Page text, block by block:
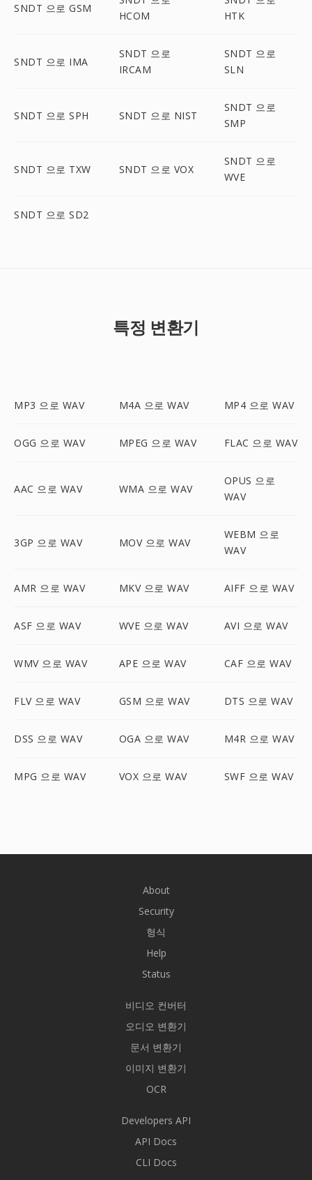
SNDT 으로 GSM
HCOM
HTK
SNDT 으로 IMA
SNDT 으로
IRCAM
SNDT 으로
SLN
SNDT 으로 SPH SNDT 으로 NIST
SNDT 으로
SMP
SNDT 으로 TXW SNDT 으로 VOX
SNDT 으로
WVE
SNDT 으로 SD2
특정 변환기
MP3 으로 WAV M4A 으로 WAV MP4 으로 WAV
OGG 으로 WAV MPEG 으로 WAV FLAC 으로 WAV
AAC 으로 WAV WMA 으로 WAV
OPUS 으로
WAV
3GP 으로 WAV MOV 으로 WAV
WEBM 으로
WAV
AMR 으로 WAV MKV 으로 WAV AIFF 으로 WAV
ASF 으로 WAV WVE 으로 WAV AVI 으로 WAV
WMV 으로 WAV APE 으로 WAV CAF 으로 WAV
FLV 으로 WAV GSM 으로 WAV DTS 으로 WAV
DSS 으로 WAV OGA 으로 WAV M4R 으로 WAV
MPG 으로 WAV VOX 으로 WAV SWF 으로 WAV
About
Security
형식
Help
Status
비디오 컨버터
오디오 변환기
문서 변환기
이미지 변환기
OCR
Developers API
API Docs
CLI Docs